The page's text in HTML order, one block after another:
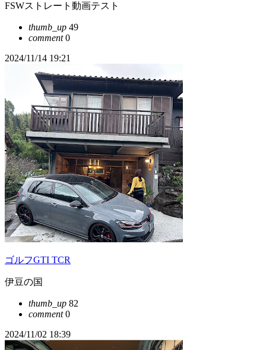
FSWストレート動画テスト
thumb_up 49
comment0
2024/11/14 19:21
ゴルフGTI TCR
伊豆の国
thumb_up 82
comment0
2024/11/02 18:39